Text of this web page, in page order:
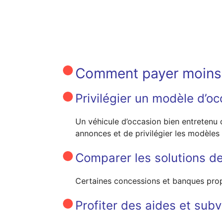
Comment payer
Privilégier un modèle
Un véhicule d’occasion bien
annonces et de privilégier les
Comparer les solutions
Certaines concessions et banques
Profiter des aides et